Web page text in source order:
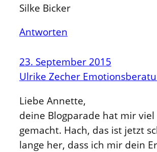
Silke Bicker
Antworten
23. September 2015
Ulrike Zecher
Liebe Annette,
deine Blogparade hat mir viel
gemacht. Hach, das ist jetzt
lange her, dass ich mir dein